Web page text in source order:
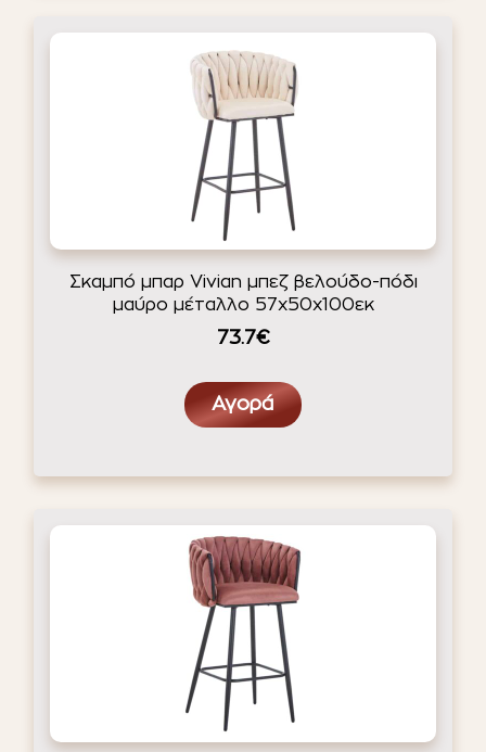
Σκαμπό μπαρ Vivian μπεζ βελούδο-πόδι
μαύρο μέταλλο 57x50x100εκ
73.7€
Αγορά